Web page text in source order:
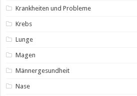
Krankheiten und Probleme
Krebs
Lunge
Magen
Männergesundheit
Nase